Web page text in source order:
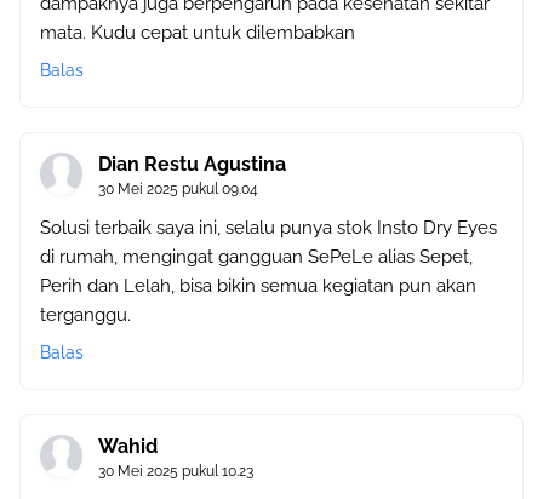
mata. Kudu cepat untuk dilembabkan
Balas
Dian Restu Agustina
30 Mei 2025 pukul 09.04
Solusi terbaik saya ini, selalu punya stok Insto Dry Eyes
di rumah, mengingat gangguan SePeLe alias Sepet,
Perih dan Lelah, bisa bikin semua kegiatan pun akan
terganggu.
Balas
Wahid
30 Mei 2025 pukul 10.23